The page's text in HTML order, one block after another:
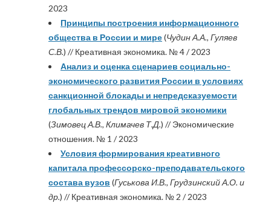
2023
Принципы построения информационного
общества в России и мире(Чудин А.А., Гуляев
С.В.) // Креативная экономика. № 4 / 2023
Анализ и оценка сценариев социально-
экономического развития России в условиях
санкционной блокады и непредсказуемости
глобальных трендов мировой экономики
(Зимовец А.В., Климачев Т.Д.) // Экономические
отношения. № 1 / 2023
Условия формирования креативного
капитала профессорско-преподавательского
состава вузов (Гуськова И.В., Грудзинский А.О. и
др.) // Креативная экономика. № 2 / 2023